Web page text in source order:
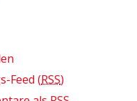
Feed (RSS)